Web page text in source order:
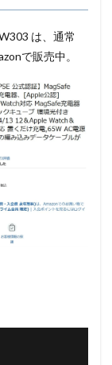
は、通常
で販売中。